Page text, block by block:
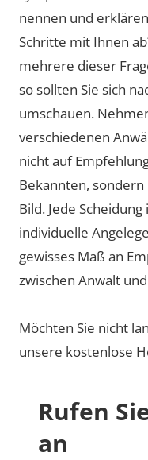
nennen und
Schritte mit Ihnen
mehrere dieser
so sollten Sie sich
umschauen.
verschiedenen
nicht auf
Bekannten, sondern
Bild. Jede
individuelle
gewisses Maß an
zwischen Anwalt
Möchten Sie nicht
unsere kostenlose
Rufen
an